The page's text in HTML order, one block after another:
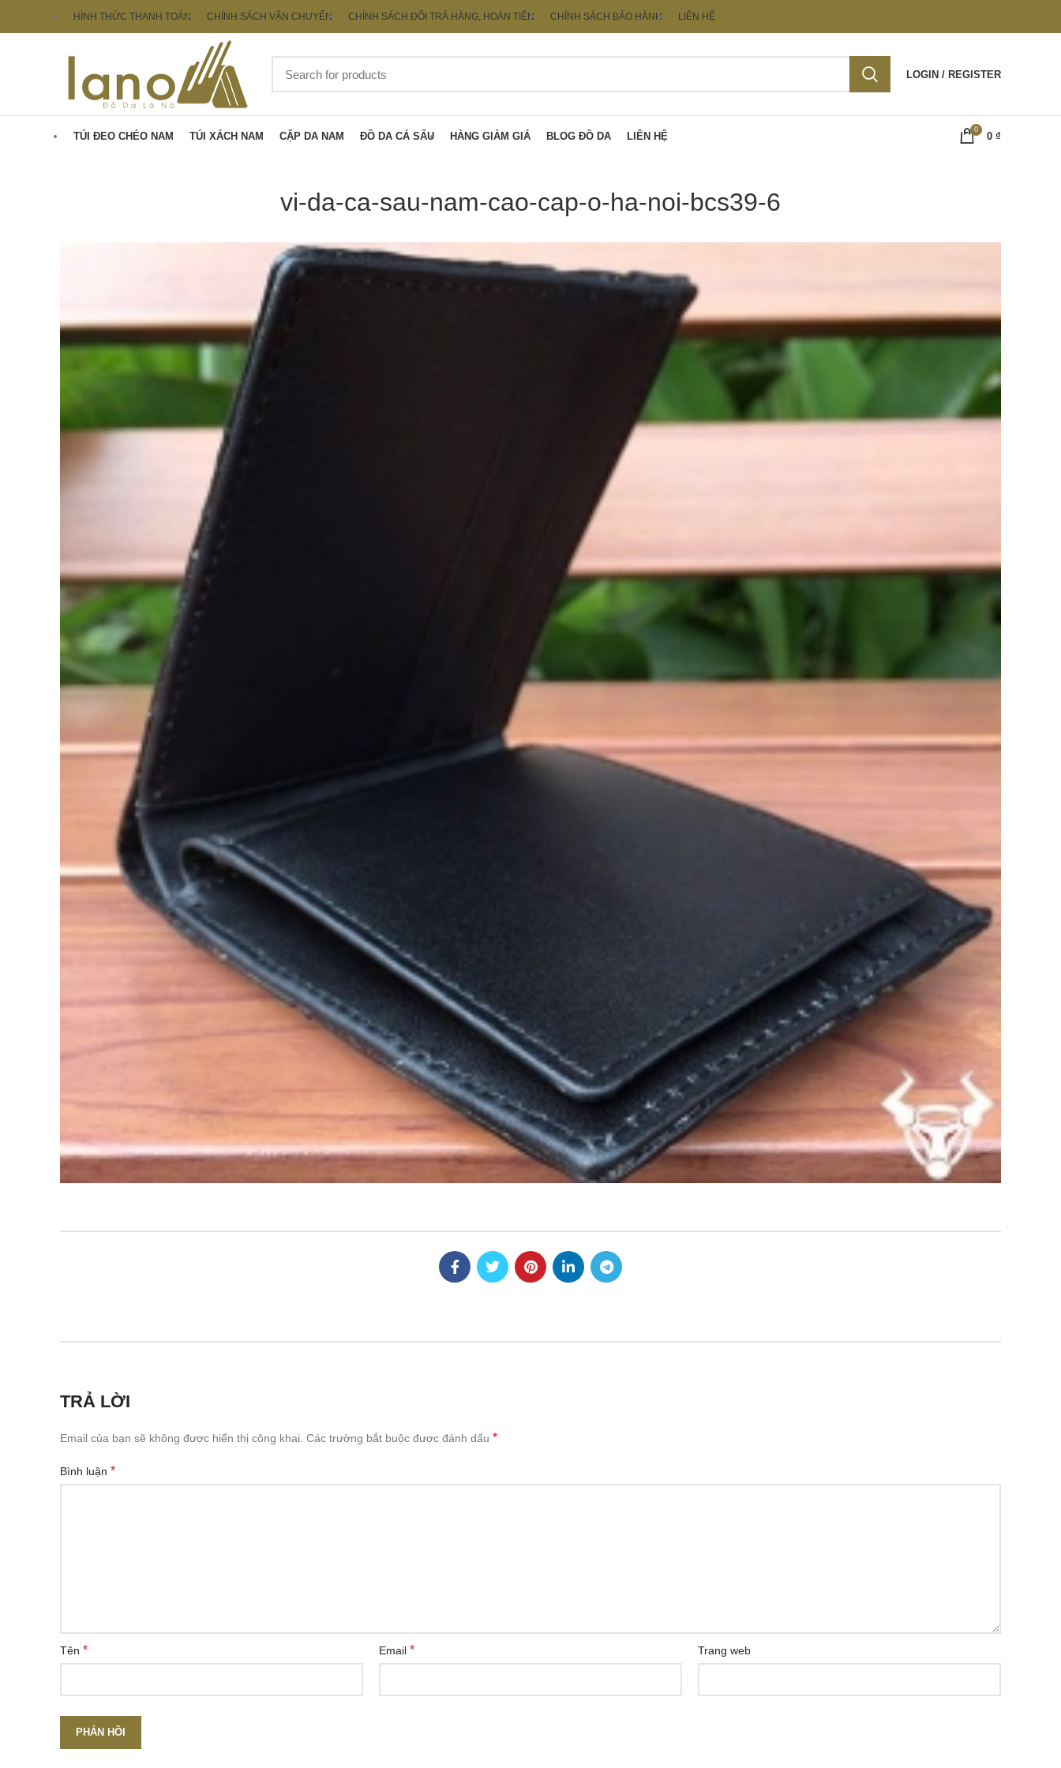
HÌNH THỨC THANH TOÁN CHÍNH SÁCH VẬN CHUYỂN CHÍNH SÁCH ĐỔI TRẢ HÀNG, HOÀN TIỀN CHÍNH SÁCH BẢO HÀNH LIÊN HỆ
LOGIN / REGISTER
TÚI ĐEO CHÉO NAM TÚI XÁCH NAM CẶP DA NAM ĐỒ DA CÁ SẤU HÀNG GIẢM GIÁ BLOG ĐỒ DA LIÊN HỆ
0
0 ₫
vi-da-ca-sau-nam-cao-cap-o-ha-noi-bcs39-6
TRẢ LỜI
Email của bạn sẽ không được hiển thị công khai. Các trường bắt buộc được đánh dấu *
Bình luận *
Tên * Email * Trang web